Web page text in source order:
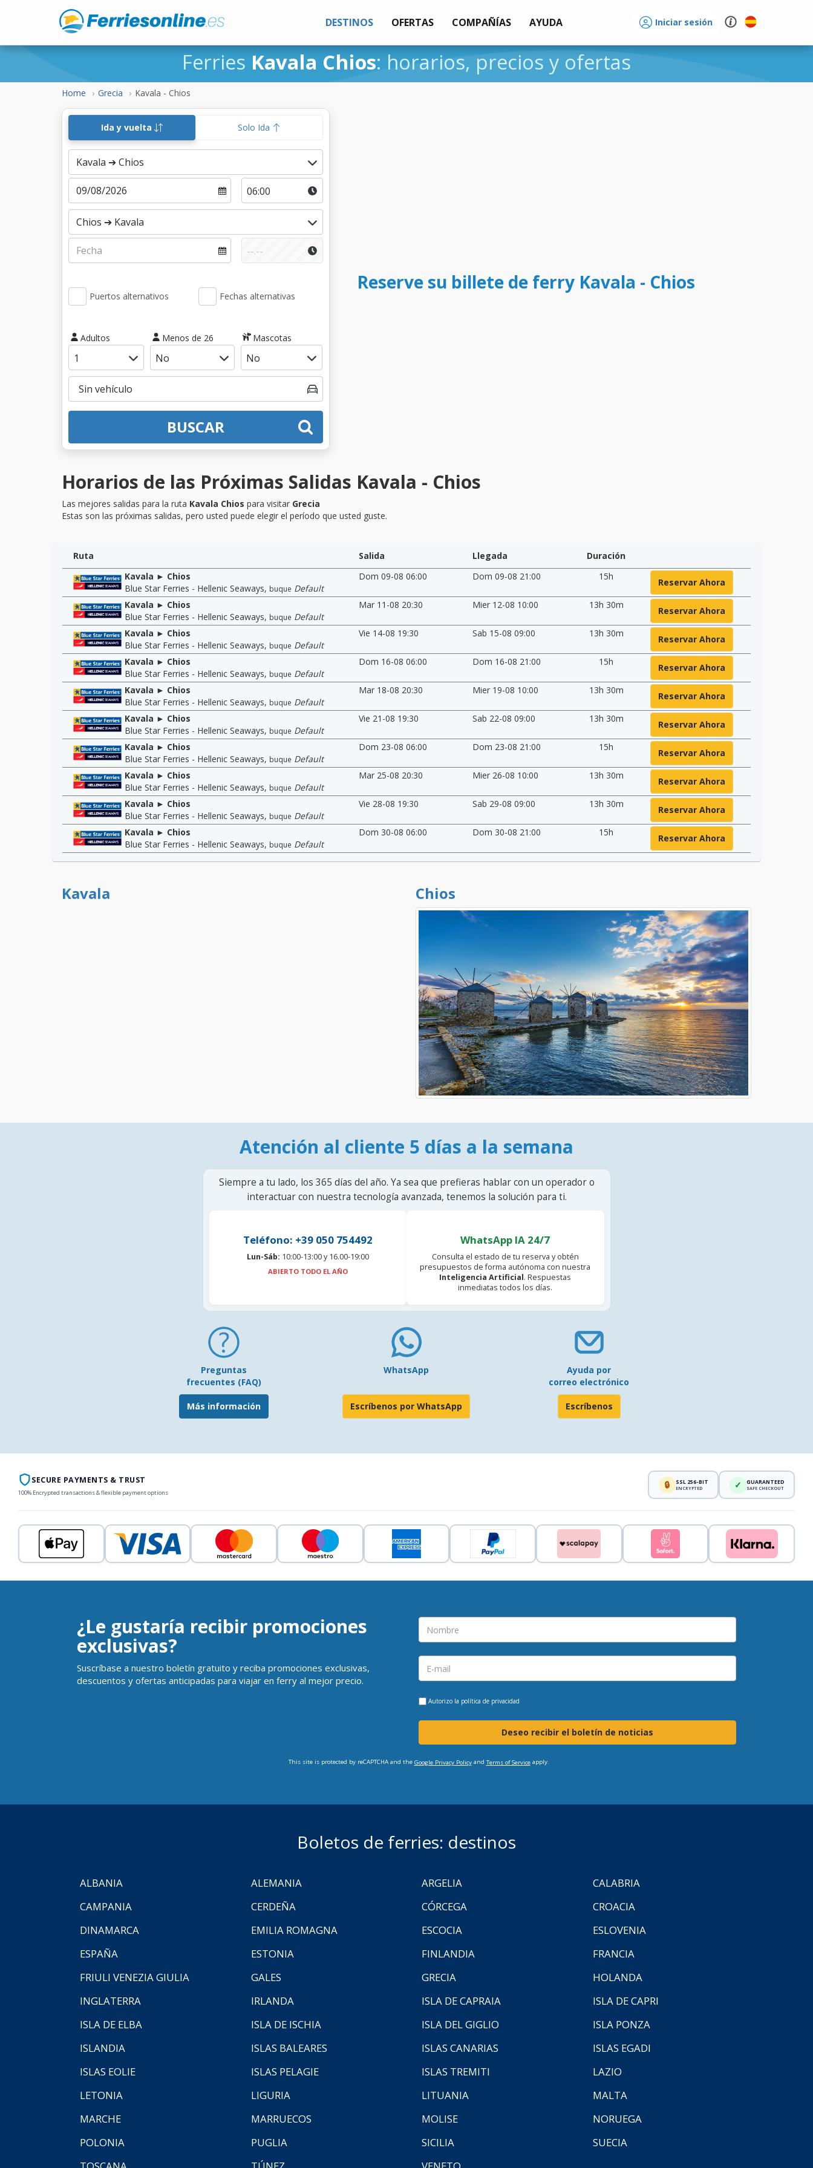
DESTINOS OFERTAS COMPAÑÍAS AYUDA Iniciar sesión
Ferries Kavala Chios: horarios, precios y ofertas
Home Grecia Kavala - Chios
Ida y vuelta Solo Ida
Puertos alternativos Fechas alternativas
Adultos Menos de 26 Mascotas
BUSCAR
Reserve su billete de ferry Kavala - Chios
Horarios de las Próximas Salidas Kavala - Chios
Las mejores salidas para la ruta Kavala Chios para visitar Grecia
Estas son las próximas salidas, pero usted puede elegir el período que usted guste.
Ruta Salida Llegada
Duración
Kavala ► Chios
Blue Star Ferries - Hellenic Seaways, buque Default
Dom 09-08 06:00 Dom 09-08 21:00 15h
Reservar Ahora
Kavala ► Chios
Blue Star Ferries - Hellenic Seaways, buque Default
Mar 11-08 20:30 Mier 12-08 10:00 13h 30m
Reservar Ahora
Kavala ► Chios
Blue Star Ferries - Hellenic Seaways, buque Default
Vie 14-08 19:30 Sab 15-08 09:00 13h 30m
Reservar Ahora
Kavala ► Chios
Blue Star Ferries - Hellenic Seaways, buque Default
Dom 16-08 06:00 Dom 16-08 21:00 15h
Reservar Ahora
Kavala ► Chios
Blue Star Ferries - Hellenic Seaways, buque Default
Mar 18-08 20:30 Mier 19-08 10:00 13h 30m
Reservar Ahora
Kavala ► Chios
Blue Star Ferries - Hellenic Seaways, buque Default
Vie 21-08 19:30 Sab 22-08 09:00 13h 30m
Reservar Ahora
Kavala ► Chios
Blue Star Ferries - Hellenic Seaways, buque Default
Dom 23-08 06:00 Dom 23-08 21:00 15h
Reservar Ahora
Kavala ► Chios
Blue Star Ferries - Hellenic Seaways, buque Default
Mar 25-08 20:30 Mier 26-08 10:00 13h 30m
Reservar Ahora
Kavala ► Chios
Blue Star Ferries - Hellenic Seaways, buque Default
Vie 28-08 19:30 Sab 29-08 09:00 13h 30m
Reservar Ahora
Kavala ► Chios
Blue Star Ferries - Hellenic Seaways, buque Default
Dom 30-08 06:00 Dom 30-08 21:00 15h
Reservar Ahora
Kavala Chios
Atención al cliente 5 días a la semana
Siempre a tu lado, los 365 días del año. Ya sea que prefieras hablar con un operador o
interactuar con nuestra tecnología avanzada, tenemos la solución para ti.
Teléfono: +39 050 754492
Lun-Sáb: 10:00-13:00 y 16.00-19:00
ABIERTO TODO EL AÑO
WhatsApp IA 24/7
Consulta el estado de tu reserva y obtén
presupuestos de forma autónoma con nuestra
Inteligencia Artificial. Respuestas
inmediatas todos los días.
Preguntas
frecuentes (FAQ)
Más información
WhatsApp
Escríbenos por WhatsApp
Ayuda por
correo electrónico
Escríbenos
SECURE PAYMENTS & TRUST
100% Encrypted transactions & flexible payment options
🔒 SSL 256-BIT
ENCRYPTED ✓ GUARANTEED
SAFE CHECKOUT
¿Le gustaría recibir promociones
exclusivas?
Suscríbase a nuestro boletín gratuito y reciba promociones exclusivas,
descuentos y ofertas anticipadas para viajar en ferry al mejor precio.
Autorizo la política de privacidad
Deseo recibir el boletín de noticias
This site is protected by reCAPTCHA and the Google Privacy Policyand Terms of Serviceapply.
Boletos de ferries: destinos
ALBANIA ALEMANIA ARGELIA
CALABRIA
CAMPANIA
CERDEÑA CÓRCEGA
CROACIA
DINAMARCA
EMILIA ROMAGNA ESCOCIA
ESLOVENIA
ESPAÑA
ESTONIA FINLANDIA
FRANCIA
FRIULI VENEZIA GIULIA
GALES GRECIA
HOLANDA
INGLATERRA
IRLANDA ISLA DE CAPRAIA
ISLA DE CAPRI
ISLA DE ELBA
ISLA DE ISCHIA ISLA DEL GIGLIO
ISLA PONZA
ISLANDIA
ISLAS BALEARES ISLAS CANARIAS
ISLAS EGADI
ISLAS EOLIE
ISLAS PELAGIE ISLAS TREMITI
LAZIO
LETONIA
LIGURIA LITUANIA
MALTA
MARCHE
MARRUECOS MOLISE
NORUEGA
POLONIA
PUGLIA SICILIA
SUECIA